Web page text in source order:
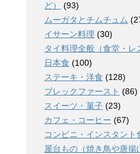
ど）
(93)
ムーガタとチムチュム
イサーン料理 (30)
タイ料理全般（食堂・レ
日本食 (100)
ステーキ・洋食 (128)
ブレックファースト (86)
スイーツ・菓子 (23)
カフェ・コーヒー (67)
コンビニ・インスタント
屋台もの（焼き鳥や唐揚